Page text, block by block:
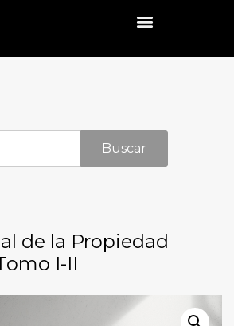
Buscar
de la Propiedad
I-II